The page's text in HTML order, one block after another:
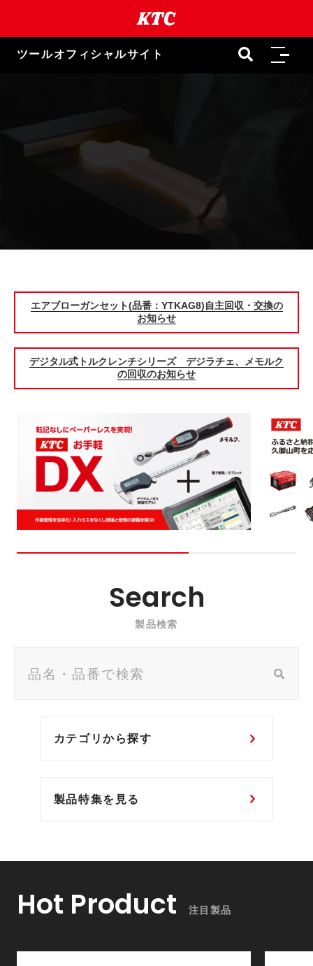
ツールオフィシャルサイト
エアブローガンセット(品番：YTKAG8)自主回収・交換の
お知らせ
デジタル式トルクレンチシリーズ デジラチェ、メモルク
の回収のお知らせ
Search
製品検索
カテゴリから探す
製品特集を見る
Hot Product 注目製品